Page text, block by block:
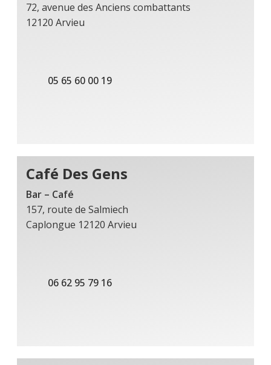
72, avenue des Anciens combattants
12120 Arvieu
05 65 60 00 19
Café Des Gens
Bar – Café
157, route de Salmiech
Caplongue 12120 Arvieu
06 62 95 79 16